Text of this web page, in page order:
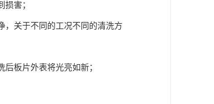
害；
，关于不同的工况不同的清洗方
板片外表将光亮如新；